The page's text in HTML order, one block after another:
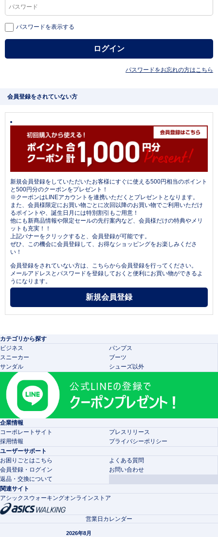
パスワードを表示する
パスワードをお忘れの方はこちら
会員登録をされていない方
新規会員登録をしていただいたお客様にすぐに使える500円相当のポイント
と500円分のクーポンをプレゼント！
※クーポンはLINEアカウントを連携いただくとプレゼントとなります。
また、会員様限定にお買い物ごとに次回以降のお買い物でご利用いただけ
るポイントや、誕生日月には特別割引もご用意！
他にも新商品情報や限定セールの先行案内など、会員様だけの特典やメリ
ットも充実！！
上記バナーをクリックすると、会員登録が可能です。
ぜひ、この機会に会員登録して、お得なショッピングをお楽しみくださ
い！
会員登録をされていない方は、こちらから会員登録を行ってください。
メールアドレスとパスワードを登録しておくと便利にお買い物ができるよ
うになります。
カテゴリから探す
ビジネス
パンプス
スニーカー
ブーツ
サンダル
シューズ以外
企業情報
コーポレートサイト
プレスリリース
採用情報
プライバシーポリシー
ユーザーサポート
お困りごとはこちら
よくある質問
会員登録・ログイン
お問い合わせ
返品・交換について
関連サイト
アシックスウォーキングオンラインストア
営業日カレンダー
2026年8月